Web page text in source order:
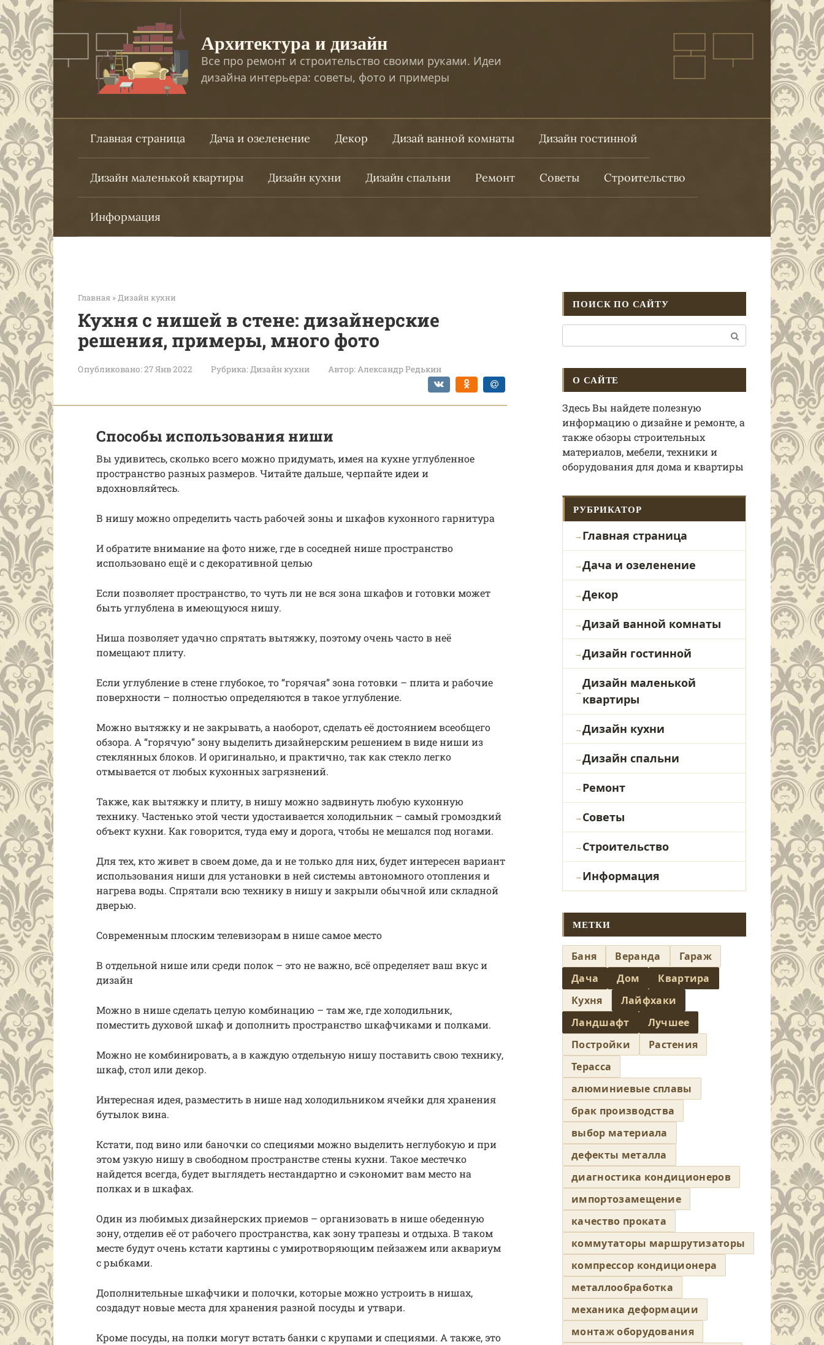
Перейти
к
контенту
Архитектура и дизайн
Все про ремонт и строительство своими руками. Идеи
дизайна интерьера: советы, фото и примеры
Главная страница Дача и озеленение Декор Дизай ванной комнаты Дизайн гостинной
Дизайн маленькой квартиры Дизайн кухни Дизайн спальни Ремонт Советы Строительство
Информация
Главная » Дизайн кухни
Кухня с нишей в стене: дизайнерские
решения, примеры, много фото
Опубликовано:27 Янв 2022 Рубрика:Дизайн кухни Автор:Александр Редькин
Способы использования ниши
Вы удивитесь, сколько всего можно придумать, имея на кухне углубленное
пространство разных размеров. Читайте дальше, черпайте идеи и
вдохновляйтесь.
В нишу можно определить часть рабочей зоны и шкафов кухонного гарнитура
И обратите внимание на фото ниже, где в соседней нише пространство
использовано ещё и с декоративной целью
Если позволяет пространство, то чуть ли не вся зона шкафов и готовки может
быть углублена в имеющуюся нишу.
Ниша позволяет удачно спрятать вытяжку, поэтому очень часто в неё
помещают плиту.
Если углубление в стене глубокое, то “горячая” зона готовки – плита и рабочие
поверхности – полностью определяются в такое углубление.
Можно вытяжку и не закрывать, а наоборот, сделать её достоянием всеобщего
обзора. А “горячую” зону выделить дизайнерским решением в виде ниши из
стеклянных блоков. И оригинально, и практично, так как стекло легко
отмывается от любых кухонных загрязнений.
Также, как вытяжку и плиту, в нишу можно задвинуть любую кухонную
технику. Частенько этой чести удостаивается холодильник – самый громоздкий
объект кухни. Как говорится, туда ему и дорога, чтобы не мешался под ногами.
Для тех, кто живет в своем доме, да и не только для них, будет интересен вариант
использования ниши для установки в ней системы автономного отопления и
нагрева воды. Спрятали всю технику в нишу и закрыли обычной или складной
дверью.
Современным плоским телевизорам в нише самое место
В отдельной нише или среди полок – это не важно, всё определяет ваш вкус и
дизайн
Можно в нише сделать целую комбинацию – там же, где холодильник,
поместить духовой шкаф и дополнить пространство шкафчиками и полками.
Можно не комбинировать, а в каждую отдельную нишу поставить свою технику,
шкаф, стол или декор.
Интересная идея, разместить в нише над холодильником ячейки для хранения
бутылок вина.
Кстати, под вино или баночки со специями можно выделить неглубокую и при
этом узкую нишу в свободном пространстве стены кухни. Такое местечко
найдется всегда, будет выглядеть нестандартно и сэкономит вам место на
полках и в шкафах.
Один из любимых дизайнерских приемов – организовать в нише обеденную
зону, отделив её от рабочего пространства, как зону трапезы и отдыха. В таком
месте будут очень кстати картины с умиротворяющим пейзажем или аквариум
с рыбками.
Дополнительные шкафчики и полочки, которые можно устроить в нишах,
создадут новые места для хранения разной посуды и утвари.
Кроме посуды, на полки могут встать банки с крупами и специями. А также, это
ПОИСК ПО САЙТУ
О САЙТЕ
Здесь Вы найдете полезную
информацию о дизайне и ремонте, а
также обзоры строительных
материалов, мебели, техники и
оборудования для дома и квартиры
РУБРИКАТОР
Главная страница
Дача и озеленение
Декор
Дизай ванной комнаты
Дизайн гостинной
Дизайн маленькой
квартиры
Дизайн кухни
Дизайн спальни
Ремонт
Советы
Строительство
Информация
МЕТКИ
Баня Веранда
Гараж
Дача
Дом
Квартира
Кухня
Лайфхаки
Ландшафт
Лучшее
Постройки
Растения
Терасса
алюминиевые сплавы
брак производства
выбор материала
дефекты металла
диагностика кондиционеров
импортозамещение
качество проката
коммутаторы маршрутизаторы
компрессор кондиционера
металлообработка
механика деформации
монтаж оборудования